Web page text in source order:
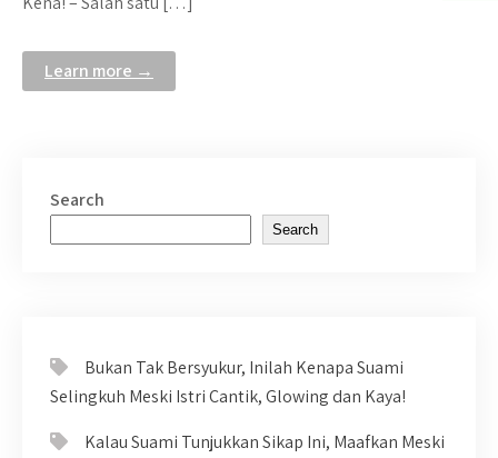
Learn more →
Search
Search
Bukan Tak Bersyukur, Inilah Kenapa Suami
Selingkuh Meski Istri Cantik, Glowing dan Kaya!
Kalau Suami Tunjukkan Sikap Ini, Maafkan Meski